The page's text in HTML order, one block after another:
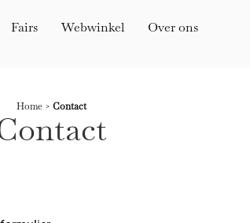
Fairs Webwinkel Over ons
Home> Contact